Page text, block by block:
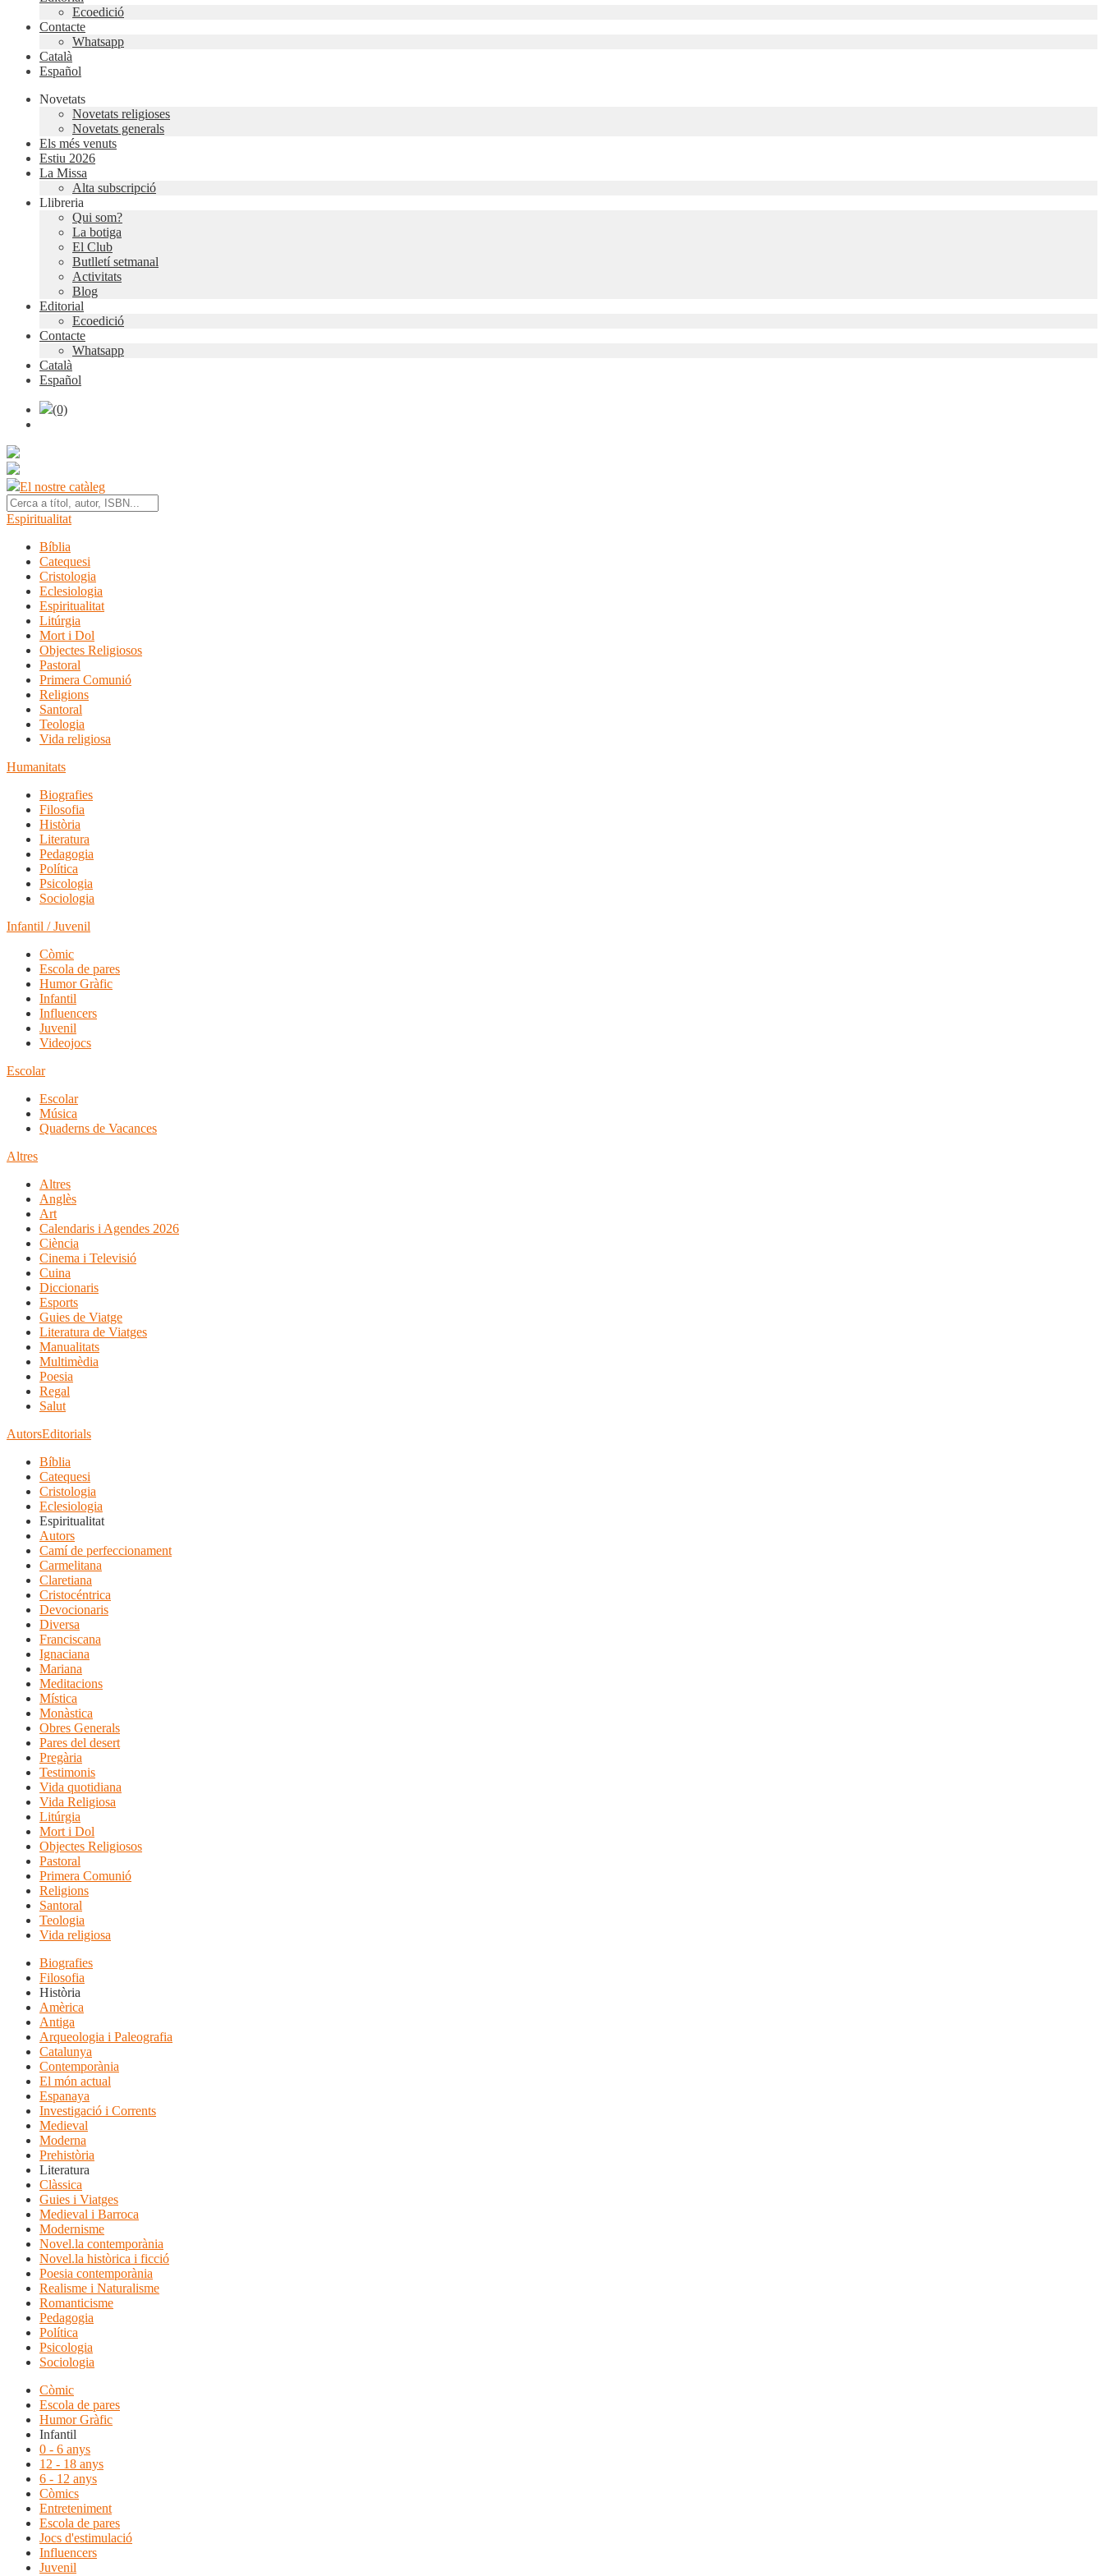
Ecoedició
Contacte
Whatsapp
Català
Español
Novetats
Novetats religioses
Novetats generals
Els més venuts
Estiu 2026
La Missa
Alta subscripció
Llibreria
Qui som?
La botiga
El Club
Butlletí setmanal
Activitats
Blog
Editorial
Ecoedició
Contacte
Whatsapp
Català
Español
(0)
El nostre catàleg
Espiritualitat
Bíblia
Catequesi
Cristologia
Eclesiologia
Espiritualitat
Litúrgia
Mort i Dol
Objectes Religiosos
Pastoral
Primera Comunió
Religions
Santoral
Teologia
Vida religiosa
Humanitats
Biografies
Filosofia
Història
Literatura
Pedagogia
Política
Psicologia
Sociologia
Infantil / Juvenil
Còmic
Escola de pares
Humor Gràfic
Infantil
Influencers
Juvenil
Videojocs
Escolar
Escolar
Música
Quaderns de Vacances
Altres
Altres
Anglès
Art
Calendaris i Agendes 2026
Ciència
Cinema i Televisió
Cuina
Diccionaris
Esports
Guies de Viatge
Literatura de Viatges
Manualitats
Multimèdia
Poesia
Regal
Salut
AutorsEditorials
Bíblia
Catequesi
Cristologia
Eclesiologia
Espiritualitat
Autors
Camí de perfeccionament
Carmelitana
Claretiana
Cristocéntrica
Devocionaris
Diversa
Franciscana
Ignaciana
Mariana
Meditacions
Mística
Monàstica
Obres Generals
Pares del desert
Pregària
Testimonis
Vida quotidiana
Vida Religiosa
Litúrgia
Mort i Dol
Objectes Religiosos
Pastoral
Primera Comunió
Religions
Santoral
Teologia
Vida religiosa
Biografies
Filosofia
Història
Amèrica
Antiga
Arqueologia i Paleografia
Catalunya
Contemporània
El món actual
Espanaya
Investigació i Corrents
Medieval
Moderna
Prehistòria
Literatura
Clàssica
Guies i Viatges
Medieval i Barroca
Modernisme
Novel.la contemporània
Novel.la històrica i ficció
Poesia contemporània
Realisme i Naturalisme
Romanticisme
Pedagogia
Política
Psicologia
Sociologia
Còmic
Escola de pares
Humor Gràfic
Infantil
0 - 6 anys
12 - 18 anys
6 - 12 anys
Còmics
Entreteniment
Escola de pares
Jocs d'estimulació
Influencers
Juvenil